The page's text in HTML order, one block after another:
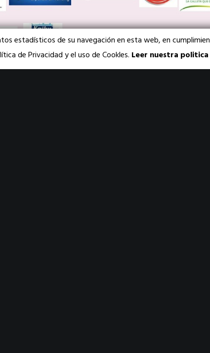
estadísticos de su navegación en esta web, en
de Privacidad y el uso de Cookles. Leer nuestra